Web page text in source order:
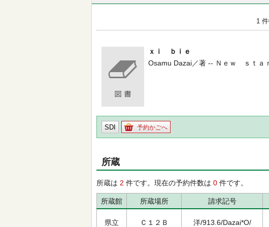
1
ｘｉ ｂｉｅ
Osamu Dazai／著 -- Ｎｅｗ ｓｔａ
SDI 予約かごへ
所蔵
所蔵は 2 件です。現在の予約件数は 0 件です。
所蔵館 所蔵場所 請求記号
県立 Ｃ１２Ｂ 洋/913.6/Dazai*O/